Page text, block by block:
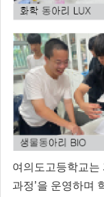
여의도고등학교는
과정’을 운영하며